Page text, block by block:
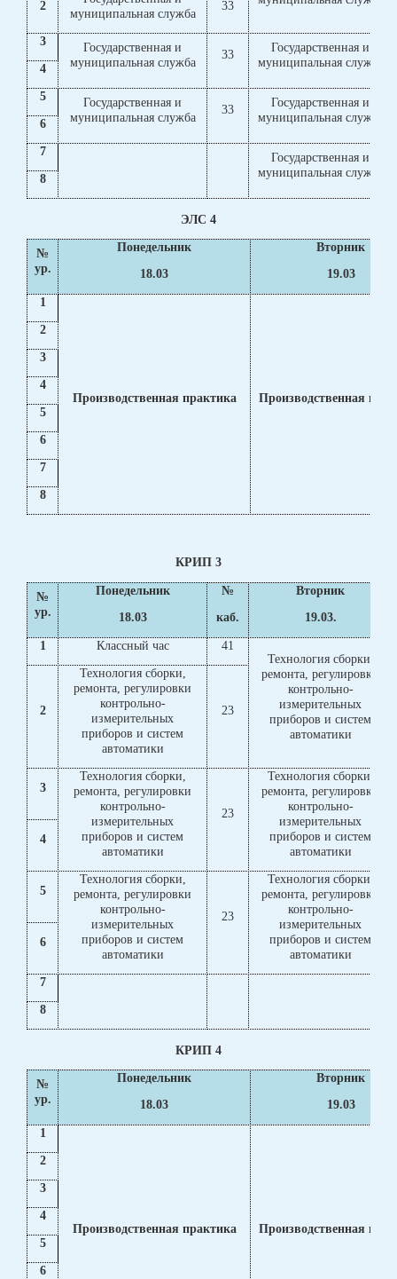
2
муниципальная служба
33
3
Государственная и
муниципальная служба
33
Государственная и
муниципальная служба
4
5
Государственная и
муниципальная служба
33
Государственная и
муниципальная служба
6
7
Государственная и
муниципальная служба
8
ЭЛС 4
№
ур.
Понедельник
18.03
Вторник
19.03
1
Производственная практика Производственная
2
3
4
5
6
7
8
КРИП 3
№
ур.
Понедельник
18.03
№
каб.
Вторник
19.03.
1
Классный час
41
Технология сборки,
ремонта, регулировки
контрольно-
измерительных
приборов и систем
автоматики
2
Технология сборки,
ремонта, регулировки
контрольно-
измерительных
приборов и систем
автоматики
23
3
Технология сборки,
ремонта, регулировки
контрольно-
измерительных
приборов и систем
автоматики
23
Технология сборки,
ремонта, регулировки
контрольно-
измерительных
приборов и систем
автоматики
4
5
Технология сборки,
ремонта, регулировки
контрольно-
измерительных
приборов и систем
автоматики
23
Технология сборки,
ремонта, регулировки
контрольно-
измерительных
приборов и систем
автоматики
6
7
8
КРИП 4
№
ур.
Понедельник
18.03
Вторник
19.03
1
Производственная практика Производственная
2
3
4
5
6